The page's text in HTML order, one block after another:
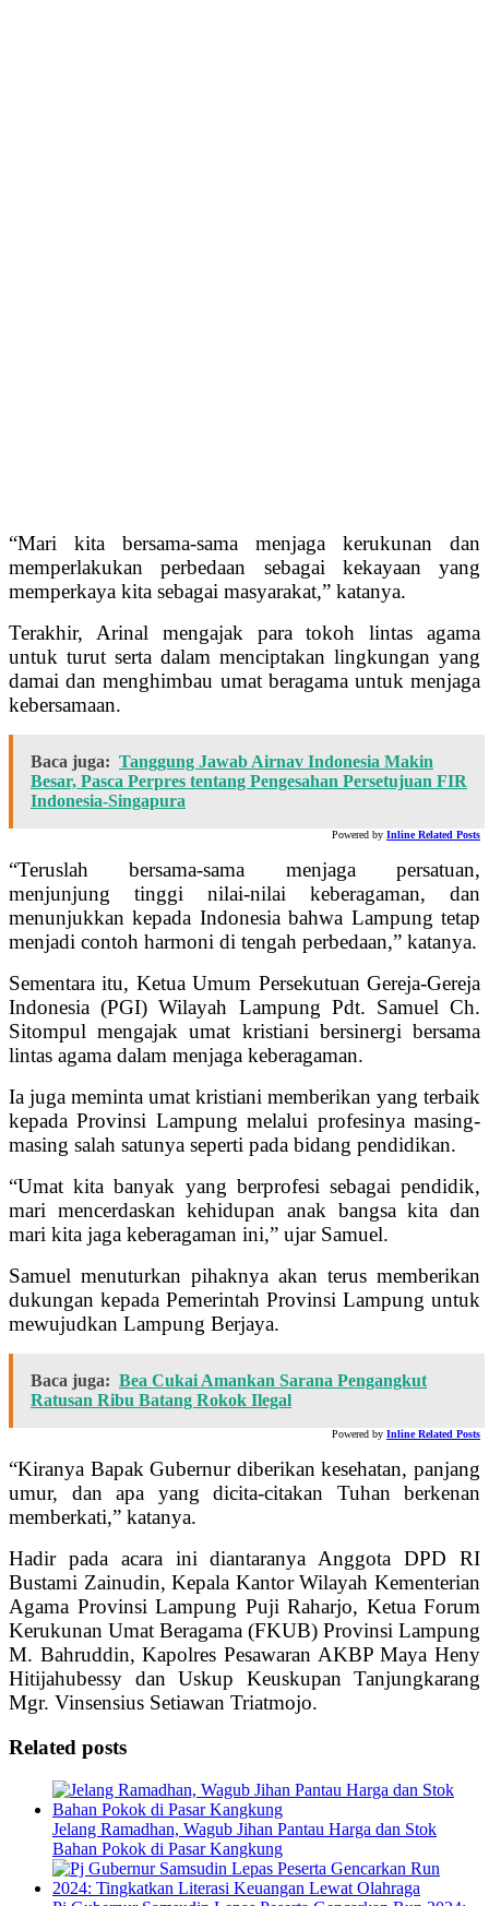
“Mari kita bersama-sama menjaga kerukunan dan
memperlakukan perbedaan sebagai kekayaan yang
memperkaya kita sebagai masyarakat,” katanya.
Terakhir, Arinal mengajak para tokoh lintas agama
untuk turut serta dalam menciptakan lingkungan yang
damai dan menghimbau umat beragama untuk menjaga
kebersamaan.
Baca juga: Tanggung Jawab Airnav Indonesia Makin
Besar, Pasca Perpres tentang Pengesahan Persetujuan FIR
Indonesia-Singapura
Powered by Inline Related Posts
“Teruslah bersama-sama menjaga persatuan,
menjunjung tinggi nilai-nilai keberagaman, dan
menunjukkan kepada Indonesia bahwa Lampung tetap
menjadi contoh harmoni di tengah perbedaan,” katanya.
Sementara itu, Ketua Umum Persekutuan Gereja-Gereja
Indonesia (PGI) Wilayah Lampung Pdt. Samuel Ch.
Sitompul mengajak umat kristiani bersinergi bersama
lintas agama dalam menjaga keberagaman.
Ia juga meminta umat kristiani memberikan yang terbaik
kepada Provinsi Lampung melalui profesinya masing-
masing salah satunya seperti pada bidang pendidikan.
“Umat kita banyak yang berprofesi sebagai pendidik,
mari mencerdaskan kehidupan anak bangsa kita dan
mari kita jaga keberagaman ini,” ujar Samuel.
Samuel menuturkan pihaknya akan terus memberikan
dukungan kepada Pemerintah Provinsi Lampung untuk
mewujudkan Lampung Berjaya.
Baca juga: Bea Cukai Amankan Sarana Pengangkut
Ratusan Ribu Batang Rokok Ilegal
Powered by Inline Related Posts
“Kiranya Bapak Gubernur diberikan kesehatan, panjang
umur, dan apa yang dicita-citakan Tuhan berkenan
memberkati,” katanya.
Hadir pada acara ini diantaranya Anggota DPD RI
Bustami Zainudin, Kepala Kantor Wilayah Kementerian
Agama Provinsi Lampung Puji Raharjo, Ketua Forum
Kerukunan Umat Beragama (FKUB) Provinsi Lampung
M. Bahruddin, Kapolres Pesawaran AKBP Maya Heny
Hitijahubessy dan Uskup Keuskupan Tanjungkarang
Mgr. Vinsensius Setiawan Triatmojo.
Related posts
Jelang Ramadhan, Wagub Jihan Pantau Harga dan Stok
Bahan Pokok di Pasar Kangkung